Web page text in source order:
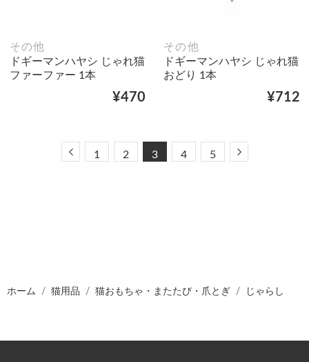
その他
ドギーマンハヤシ じゃれ猫
ファーファー 1本
¥470
その他
ドギーマンハヤシ じゃれ猫
おどり 1本
¥712
Previous
1 2 3 4 5 Next
ホーム 猫用品 猫おもちゃ・またたび・爪とぎ じゃらし